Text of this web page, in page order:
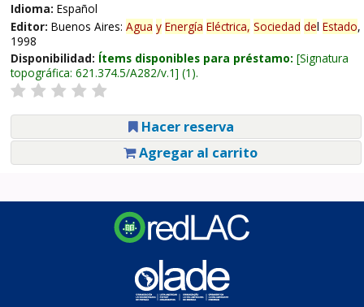
Idioma: Español
Editor: Buenos Aires: Agua y Energía Eléctrica, Sociedad del Estado,
1998
Disponibilidad: Ítems disponibles para préstamo: Signatura
topográfica: 621.374.5/A282/v.1 (1).
Hacer reserva
Agregar al carrito